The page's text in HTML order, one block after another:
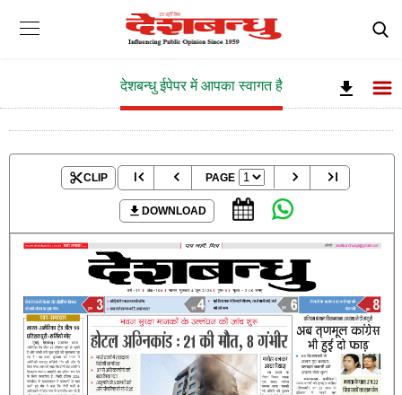
देशबन्धु ईपेपर में आपका स्वागत है
CLIP PAGE
DOWNLOAD